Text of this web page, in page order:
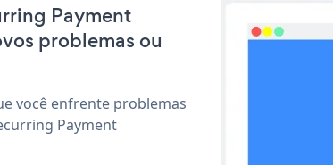
Payment
problemas ou
você enfrente problemas
Payment